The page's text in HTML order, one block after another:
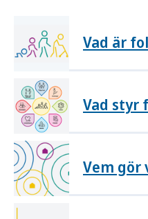
Vad är
Vad styr
Vem gör